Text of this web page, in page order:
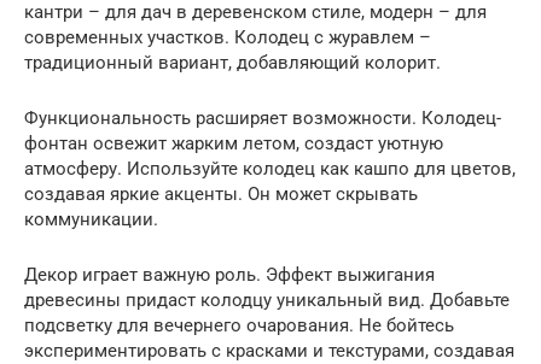
кантри – для дач в деревенском стиле, модерн – для
современных участков. Колодец с журавлем –
традиционный вариант, добавляющий колорит.
Функциональность расширяет возможности. Колодец-
фонтан освежит жарким летом, создаст уютную
атмосферу. Используйте колодец как кашпо для цветов,
создавая яркие акценты. Он может скрывать
коммуникации.
Декор играет важную роль. Эффект выжигания
древесины придаст колодцу уникальный вид. Добавьте
подсветку для вечернего очарования. Не бойтесь
экспериментировать с красками и текстурами, создавая